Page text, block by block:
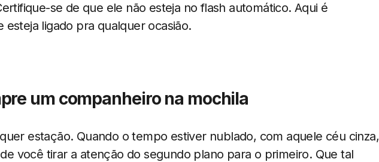
se de que ele não esteja no flash automático. Aqui é
esteja ligado pra qualquer ocasião.
um companheiro na mochila
estação. Quando o tempo estiver nublado, com aquele céu cinza,
você tirar a atenção do segundo plano para o primeiro. Que tal